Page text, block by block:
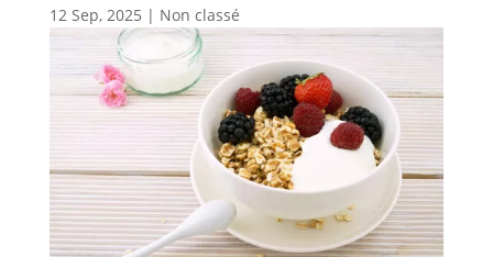
12 Sep, 2025 | Non classé